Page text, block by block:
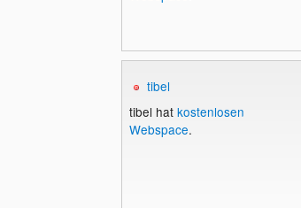
tibel
tibel hat kostenlosen
Webspace.